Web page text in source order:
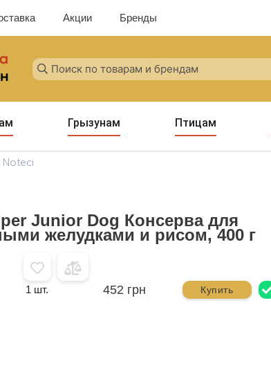
Акции Бренды
Грызунам Птицам
Noteci
Junior Dog Консерва для
желудками и рисом, 400 г
1 шт. 452 грн Купить